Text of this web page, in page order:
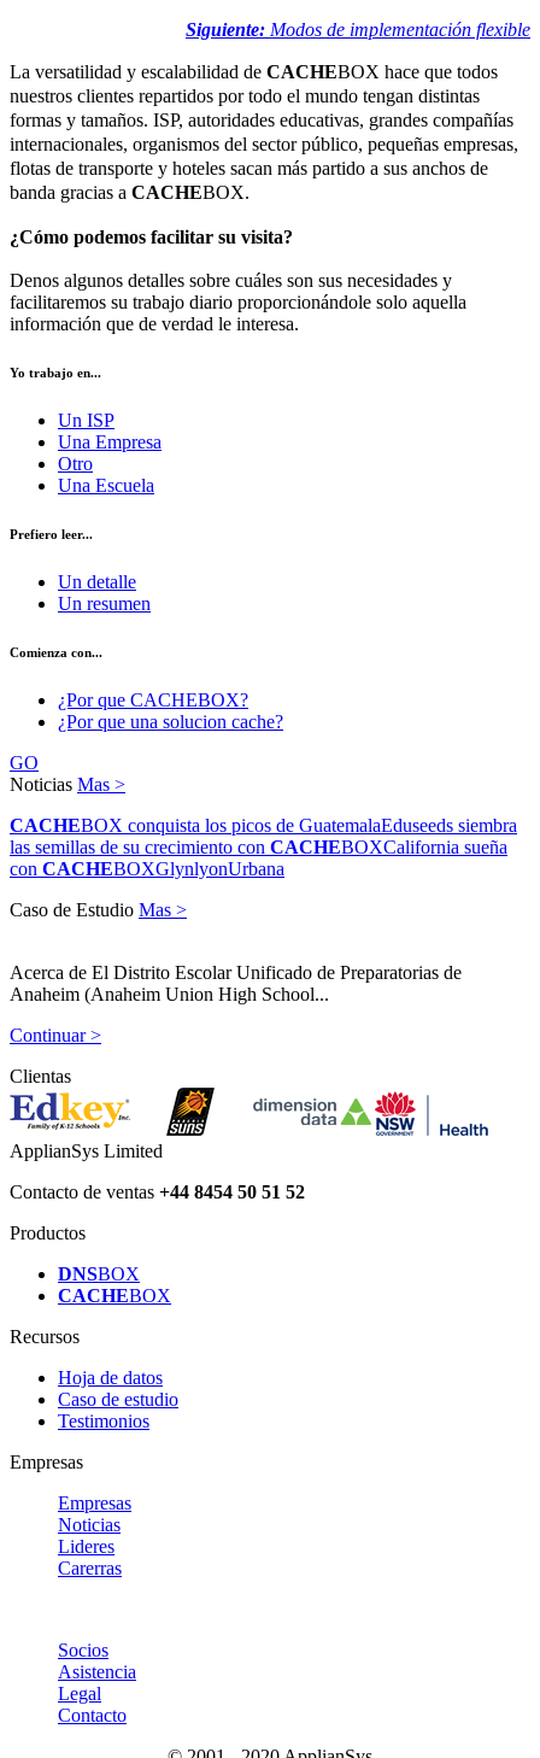
Siguiente: Modos de implementación flexible
La versatilidad y escalabilidad de CACHEBOX hace que todos
nuestros clientes repartidos por todo el mundo tengan distintas
formas y tamaños. ISP, autoridades educativas, grandes compañías
internacionales, organismos del sector público, pequeñas empresas,
flotas de transporte y hoteles sacan más partido a sus anchos de
banda gracias a CACHEBOX.
¿Cómo podemos facilitar su visita?
Denos algunos detalles sobre cuáles son sus necesidades y
facilitaremos su trabajo diario proporcionándole solo aquella
información que de verdad le interesa.
Yo trabajo en...
Un ISP
Una Empresa
Otro
Una Escuela
Prefiero leer...
Un detalle
Un resumen
Comienza con...
¿Por que CACHEBOX?
¿Por que una solucion cache?
GO
Noticias Mas >
CACHEBOX conquista los picos de GuatemalaEduseeds siembra
las semillas de su crecimiento con CACHEBOXCalifornia sueña
con CACHEBOXGlynlyonUrbana
Caso de Estudio Mas >
Acerca de El Distrito Escolar Unificado de Preparatorias de
Anaheim (Anaheim Union High School...
Continuar >
Clientas
ApplianSys Limited
Contacto de ventas +44 8454 50 51 52
Productos
DNSBOX
CACHEBOX
Recursos
Hoja de datos
Caso de estudio
Testimonios
Empresas
Empresas
Noticias
Lideres
Carerras
Socios
Asistencia
Legal
Contacto